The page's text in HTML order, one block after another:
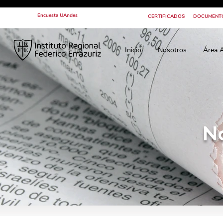
Encuesta UAndes CERTIFICADOS
Inicio Nosotros Área